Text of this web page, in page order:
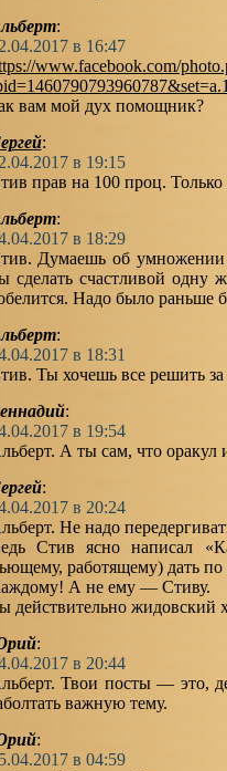
:
в 16:47
www.facebook.com/
вам мой дух помощник?
:
в 19:15
прав на 100 проц. Только
:
в 18:29
Думаешь об умножении
сделать счастливой
Надо было раньше
:
в 18:31
Ты хочешь все решить за
:
в 19:54
А ты сам, что оракул
:
в 20:24
Не надо
Стив ясно написал
работящему) дать
А не ему — Стиву.
действительно жидовский
:
в 20:44
Твои посты — это,
важную тему.
:
в 04:59